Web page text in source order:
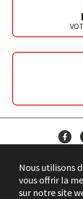
Nous utilisons
vous offrir la
sur notre site